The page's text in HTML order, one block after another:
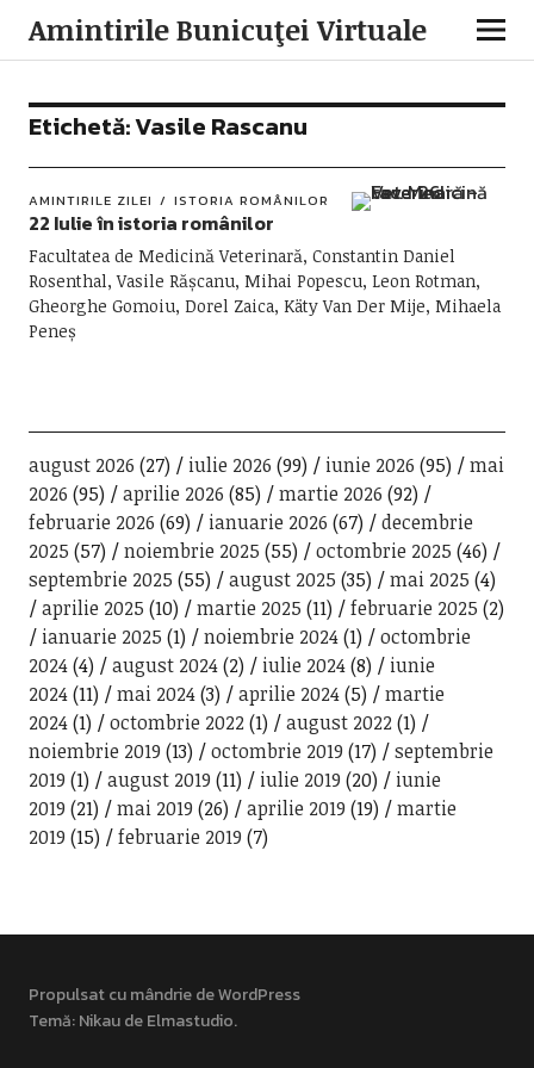
Amintirile Bunicuţei Virtuale
Etichetă:Vasile Rascanu
AMINTIRILE ZILEI ISTORIA ROMÂNILOR
22 Iulie în istoria românilor
Facultatea de Medicină Veterinară, Constantin Daniel
Rosenthal, Vasile Rășcanu, Mihai Popescu, Leon Rotman,
Gheorghe Gomoiu, Dorel Zaica, Käty Van Der Mije, Mihaela
Peneș
august 2026 (27) iulie 2026 (99) iunie 2026 (95)
mai
2026 (95) aprilie 2026 (85) martie 2026 (92)
februarie 2026 (69) ianuarie 2026 (67)
decembrie
2025 (57) noiembrie 2025 (55) octombrie 2025 (46)
septembrie 2025 (55) august 2025 (35) mai 2025 (4)
aprilie 2025 (10) martie 2025 (11) februarie 2025 (2)
ianuarie 2025 (1) noiembrie 2024(1)
octombrie
2024(4) august 2024(2) iulie 2024(8)
iunie
2024(11) mai 2024(3) aprilie 2024(5)
martie
2024(1) octombrie 2022(1) august 2022(1)
noiembrie 2019 (13) octombrie 2019 (17)
septembrie
2019 (1) august 2019 (11) iulie 2019 (20)
iunie
2019 (21) mai 2019 (26) aprilie 2019 (19)
martie
2019 (15) februarie 2019 (7)
Propulsat cu mândrie de WordPress
Temă: Nikau deElmastudio.